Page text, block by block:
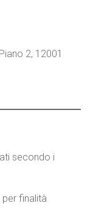
2, 12001
secondo i
finalità